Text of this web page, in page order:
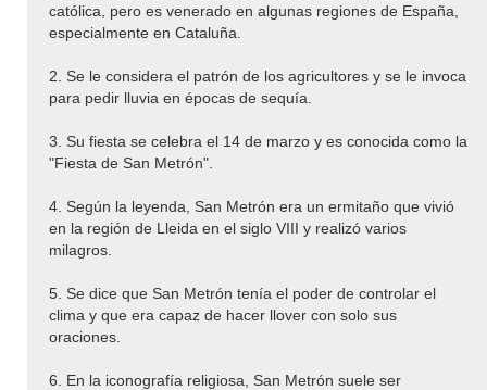
católica, pero es venerado en algunas regiones de España,
especialmente en Cataluña.
2. Se le considera el patrón de los agricultores y se le invoca
para pedir lluvia en épocas de sequía.
3. Su fiesta se celebra el 14 de marzo y es conocida como la
"Fiesta de San Metrón".
4. Según la leyenda, San Metrón era un ermitaño que vivió
en la región de Lleida en el siglo VIII y realizó varios
milagros.
5. Se dice que San Metrón tenía el poder de controlar el
clima y que era capaz de hacer llover con solo sus
oraciones.
6. En la iconografía religiosa, San Metrón suele ser